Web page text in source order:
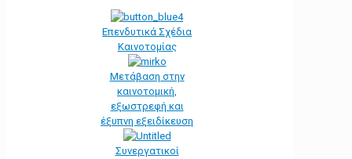
Επενδυτικά Σχέδια
Καινοτομίας
Μετάβαση στην
καινοτομική,
εξωστρεφή και
έξυπνη εξειδίκευση
Συνεργατικοί